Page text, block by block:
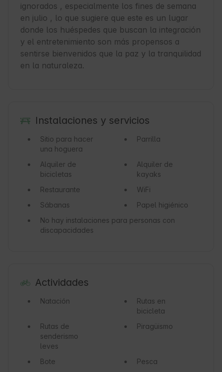
ignorados , especialmente los fines de semana
en julio , lo que sugiere que este es un lugar
donde los huéspedes que buscan la integración
y el entretenimiento son más propensos a
sentirse bienvenidos que la paz y la tranquilidad
en la naturaleza.
Instalaciones y servicios
Sitio para hacer
una hoguera
Parrilla
Alquiler de
bicicletas
Alquiler de
kayaks
Restaurante
WiFi
Sábanas
Papel higiénico
No hay instalaciones para personas con
discapacidades
Actividades
Natación
Rutas en
bicicleta
Rutas de
senderismo
leves
Piragüismo
Bote
Pesca